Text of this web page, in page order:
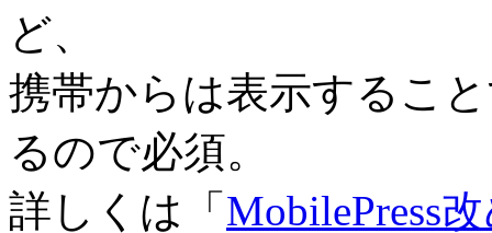
ど、
携帯からは表示するこ
るので必須。
詳しくは「 MobilePress